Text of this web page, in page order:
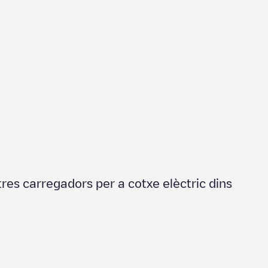
carregadors per a cotxe elèctric dins